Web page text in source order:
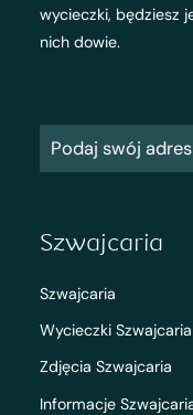
wycieczki, będziesz
nich dowie.
Szwajcaria
Szwajcaria
Wycieczki Szwajcaria
Zdjęcia Szwajcaria
Informacje